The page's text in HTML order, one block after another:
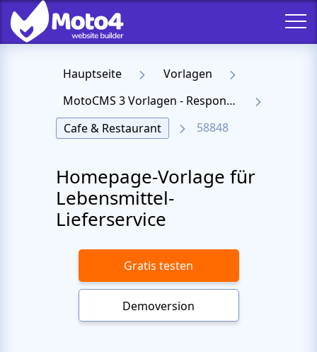
Hauptseite
Vorlagen
MotoCMS 3 Vorlagen - Responsive Templates für Website
Cafe & Restaurant
58848
Homepage-Vorlage für
Lebensmittel-
Lieferservice
Gratis testen
Demoversion